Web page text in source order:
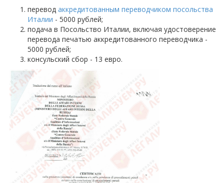
перевод аккредитованным переводчиком посольства
Италии - 5000 рублей;
подача в Посольство Италии, включая удостоверение
перевода печатью аккредитованного переводчика -
5000 рублей;
консульский сбор - 13 евро.